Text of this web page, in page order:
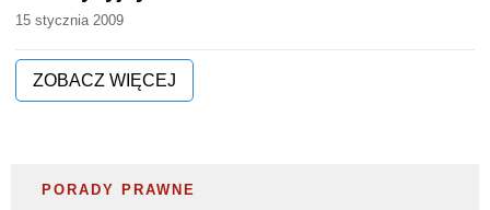
15 stycznia 2009
ZOBACZ WIĘCEJ
PORADY PRAWNE